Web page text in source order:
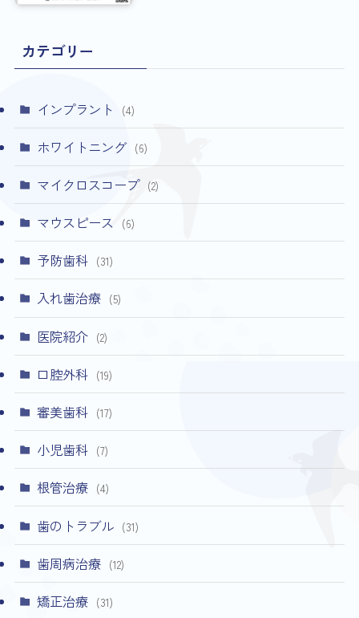
カテゴリー
インプラント (4)
ホワイトニング (6)
マイクロスコープ (2)
マウスピース (6)
予防歯科 (31)
入れ歯治療 (5)
医院紹介 (2)
口腔外科 (19)
審美歯科 (17)
小児歯科 (7)
根管治療 (4)
歯のトラブル (31)
歯周病治療 (12)
矯正治療 (31)